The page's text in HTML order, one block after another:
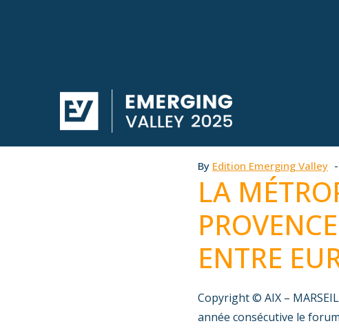
By Edition Emerging Valley
LA
ENTRE
Copyright © AIX –
année consécutive le